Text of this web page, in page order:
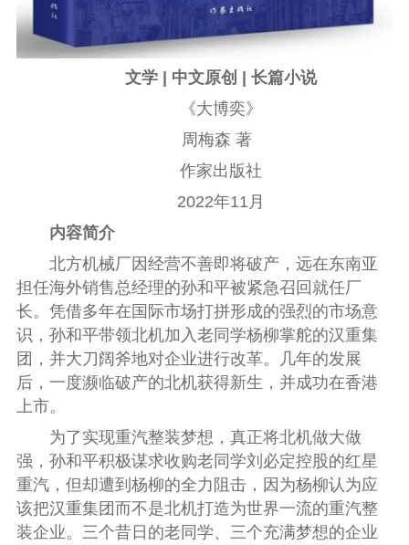
文学 | 中文原创 | 长篇小说
《大博奕》
周梅森 著
作家出版社
2022年11月
内容简介
北方机械厂因经营不善即将破产，远在东南亚
担任海外销售总经理的孙和平被紧急召回就任厂
长。凭借多年在国际市场打拼形成的强烈的市场意
识，孙和平带领北机加入老同学杨柳掌舵的汉重集
团，并大刀阔斧地对企业进行改革。几年的发展
后，一度濒临破产的北机获得新生，并成功在香港
上市。
为了实现重汽整装梦想，真正将北机做大做
强，孙和平积极谋求收购老同学刘必定控股的红星
重汽，但却遭到杨柳的全力阻击，因为杨柳认为应
该把汉重集团而不是北机打造为世界一流的重汽整
装企业。三个昔日的老同学、三个充满梦想的企业